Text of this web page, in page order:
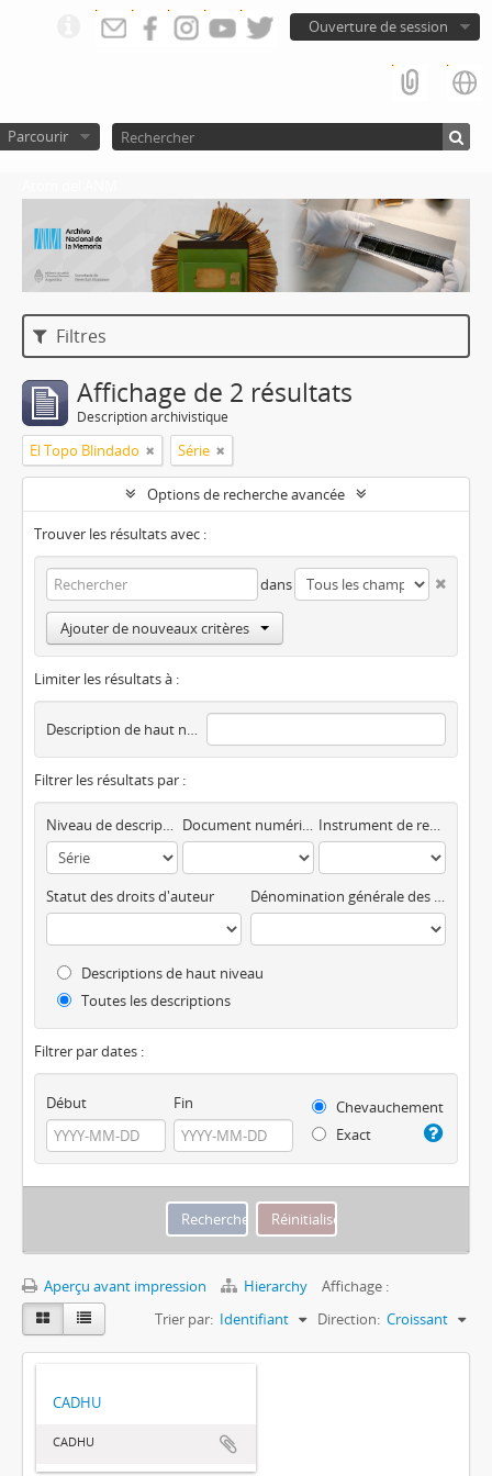
Ouverture de session
Parcourir
Filtres
Affichage de 2 résultats
Description archivistique
El Topo Blindado Série
Options de recherche avancée
Trouver les résultats avec :
dans
Ajouter de nouveaux critères
Limiter les résultats à :
Description de haut niveau
Filtrer les résultats par :
Niveau de description Document numérique disponible Instrument de recherche
Statut des droits d'auteur Dénomination générale des documents
Descriptions de haut niveau
Toutes les descriptions
Filtrer par dates :
Début Fin
Chevauchement
Exact
Aperçu avant impression Hierarchy
Affichage :
Trier par: Identifiant Direction: Croissant
CADHU
CADHU